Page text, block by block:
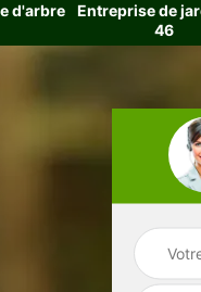
d'arbre
Entreprise de
46
abattage